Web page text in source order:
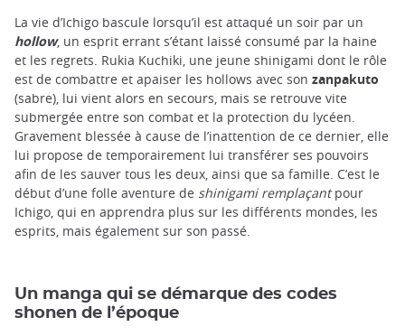
La vie d’Ichigo bascule lorsqu’il est attaqué un soir par un
hollow, un esprit errant s’étant laissé consumé par la haine
et les regrets. Rukia Kuchiki, une jeune shinigami dont le rôle
est de combattre et apaiser les hollows avec son zanpakuto
(sabre), lui vient alors en secours, mais se retrouve vite
submergée entre son combat et la protection du lycéen.
Gravement blessée à cause de l’inattention de ce dernier, elle
lui propose de temporairement lui transférer ses pouvoirs
afin de les sauver tous les deux, ainsi que sa famille. C’est le
début d’une folle aventure de shinigami remplaçantpour
Ichigo, qui en apprendra plus sur les différents mondes, les
esprits, mais également sur son passé.
Un manga qui se démarque des codes
shonen de l’époque